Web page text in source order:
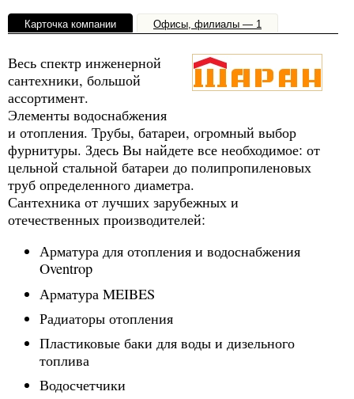
Карточка компании Офисы, филиалы — 1
Весь спектр инженерной
сантехники, большой
ассортимент.
Элементы водоснабжения
и отопления. Трубы, батареи, огромный выбор
фурнитуры. Здесь Вы найдете все необходимое: от
цельной стальной батареи до полипропиленовых
труб определенного диаметра.
Сантехника от лучших зарубежных и
отечественных производителей:
Арматура для отопления и водоснабжения
Oventrop
Арматура MEIBES
Радиаторы отопления
Пластиковые баки для воды и дизельного
топлива
Водосчетчики